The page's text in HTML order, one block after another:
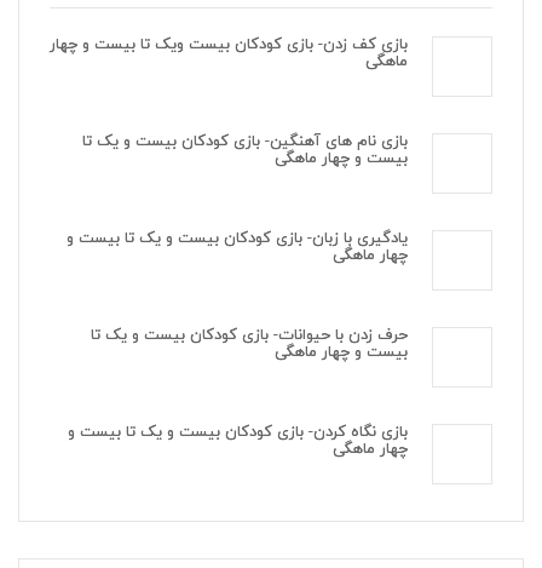
بازی کف زدن- بازی کودکان بیست ویک تا بیست و چهار
ماهگی
بازی نام های آهنگین- بازی کودکان بیست و یک تا
بیست و چهار ماهگی
یادگیری با زبان- بازی کودکان بیست و یک تا بیست و
چهار ماهگی
حرف زدن با حیوانات- بازی کودکان بیست و یک تا
بیست و چهار ماهگی
بازی نگاه کردن- بازی کودکان بیست و یک تا بیست و
چهار ماهگی